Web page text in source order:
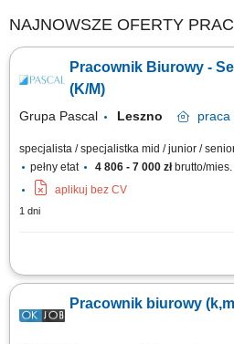
NAJNOWSZE OFERTY
Pracownik Biurowy -
(K/M)
Grupa Pascal Leszno praca
specjalista / specjalistka mid / junior /
pełny etat
4 806 - 7 000 złbrutto/mies.
aplikuj bez CV
1 dni
Twój zakres obowiązków Tworzenie i
social media) Profesjonalny dobór
Realizacja wyznaczonych celów
Pracownik biurowy